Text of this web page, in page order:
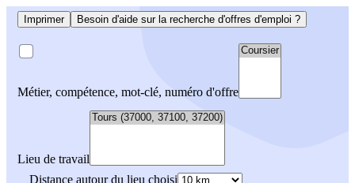
Imprimer Besoin d'aide sur la recherche d'offres d'emploi ?
Métier, compétence, mot-clé, numéro d'offre
Lieu de travail
Distance autour du lieu choisi